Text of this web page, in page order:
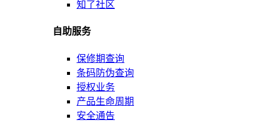
知了社区
自助服务
保修期查询
条码防伪查询
授权业务
产品生命周期
安全通告